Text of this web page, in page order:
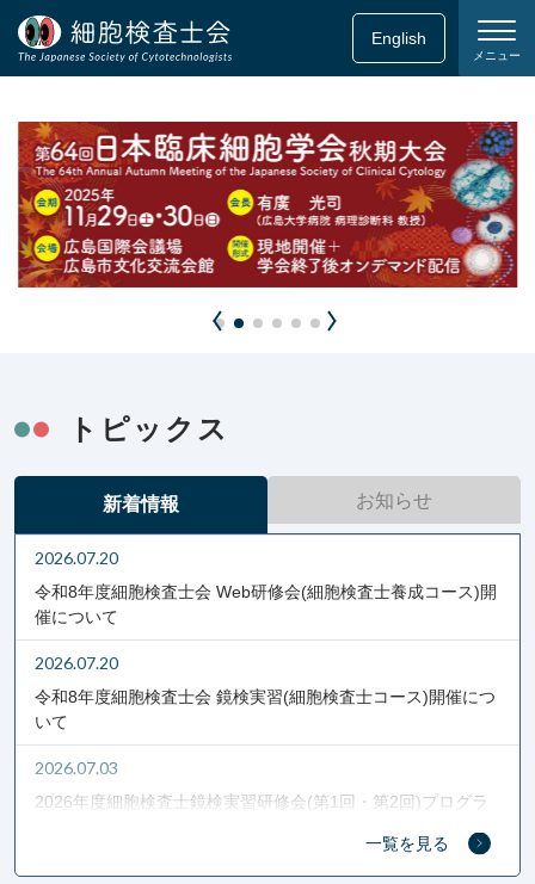
English
メニュー
トピックス
新着情報 お知らせ
2026.07.20
令和8年度細胞検査士会 Web研修会(細胞検査士養成コース)開
催について
2026.07.20
令和8年度細胞検査士会 鏡検実習(細胞検査士コース)開催につ
いて
2026.07.03
2026年度細胞検査士鏡検実習研修会(第1回・第2回)プログラ
2026.06.11
一覧を見る